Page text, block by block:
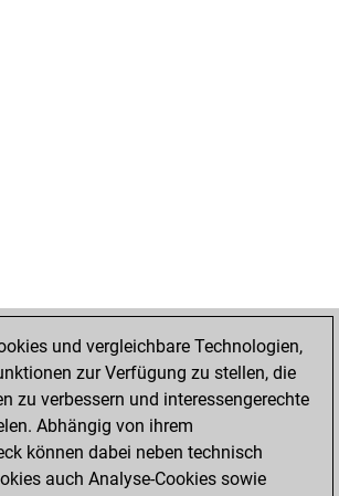
und vergleichbare Technologien,
zur Verfügung zu stellen, die
zu verbessern und interessengerechte
Abhängig von ihrem
können dabei neben technisch
auch Analyse-Cookies sowie